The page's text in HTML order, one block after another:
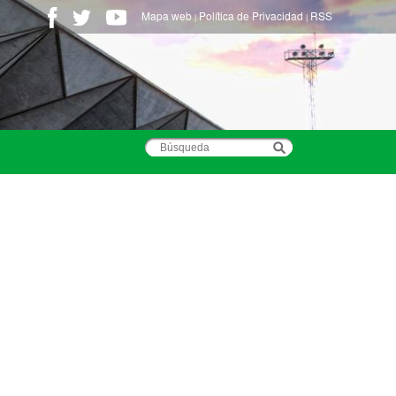
Mapa web|Política de Privacidad | RSS